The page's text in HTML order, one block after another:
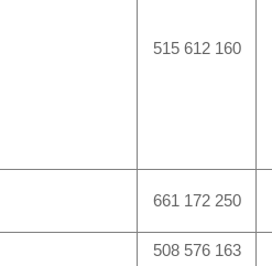
515 612 160
661 172 250
508 576 163